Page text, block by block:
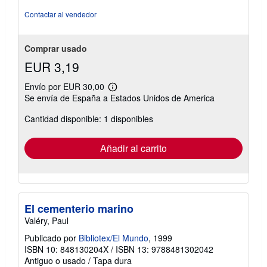
Contactar al vendedor
Comprar usado
EUR 3,19
Envío por EUR 30,00
Más
información
las
tarifas
envío
Se envía de España a Estados Unidos de America
Cantidad disponible: 1 disponibles
Añadir al carrito
El cementerio marino
Valéry, Paul
Publicado por Bibliotex/El Mundo, 1999
ISBN 10: 848130204X / ISBN 13: 9788481302042
Antiguo o usado / Tapa dura